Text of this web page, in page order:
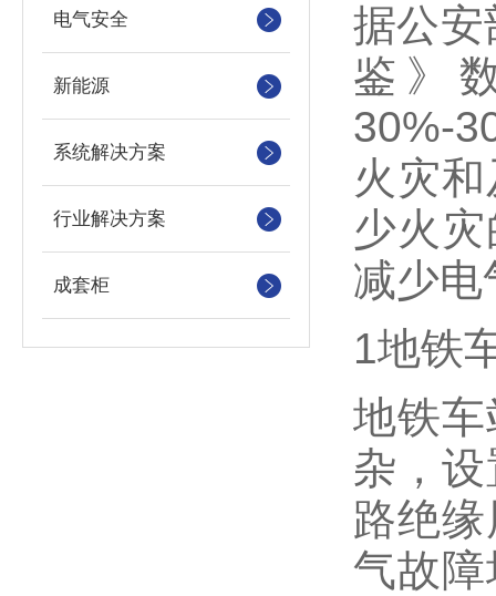
电气安全
新能源
系统解决方案
行业解决方案
成套柜
据公安
鉴》
30%-
火灾
少火
减少电
1地铁
地铁
杂，
路绝
气故